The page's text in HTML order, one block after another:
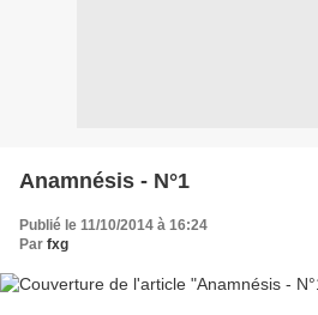
Anamnésis - N°1
Publié le 11/10/2014 à 16:24
Par fxg